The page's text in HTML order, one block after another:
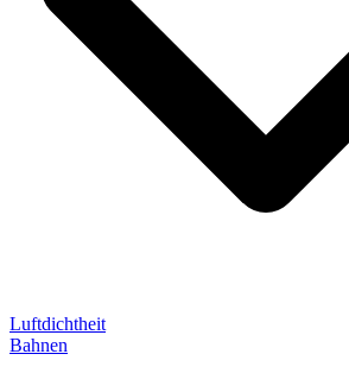
Luftdichtheit
Bahnen